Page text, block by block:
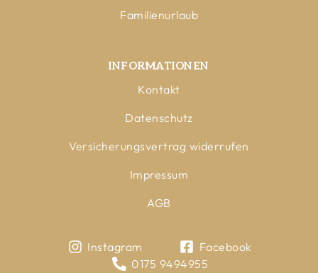
Familienurlaub
INFORMATIONEN
Kontakt
Datenschutz
Versicherungsvertrag widerrufen
Impressum
AGB
Instagram
Facebook
0175 9494955